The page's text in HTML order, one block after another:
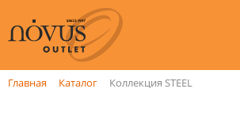
Главная Каталог Коллекция STEEL